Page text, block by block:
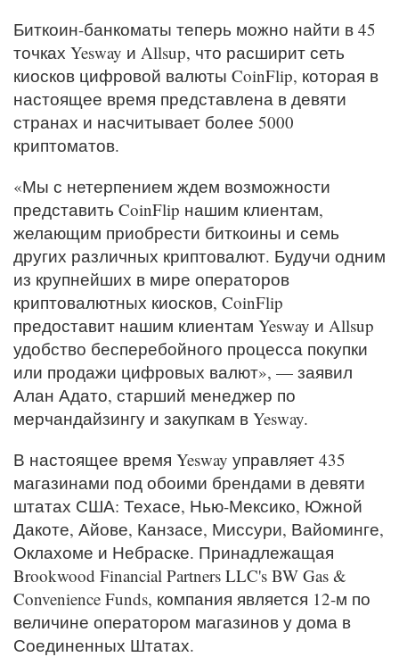
Биткоин-банкоматы теперь можно найти в 45
точках Yesway и Allsup, что расширит сеть
киосков цифровой валюты CoinFlip, которая в
настоящее время представлена ​​в девяти
странах и насчитывает более 5000
криптоматов.
«Мы с нетерпением ждем возможности
представить CoinFlip нашим клиентам,
желающим приобрести биткоины и семь
других различных криптовалют. Будучи одним
из крупнейших в мире операторов
криптовалютных киосков, CoinFlip
предоставит нашим клиентам Yesway и Allsup
удобство бесперебойного процесса покупки
или продажи цифровых валют», — заявил
Алан Адато, старший менеджер по
мерчандайзингу и закупкам в Yesway.
В настоящее время Yesway управляет 435
магазинами под обоими брендами в девяти
штатах США: Техасе, Нью-Мексико, Южной
Дакоте, Айове, Канзасе, Миссури, Вайоминге,
Оклахоме и Небраске. Принадлежащая
Brookwood Financial Partners LLC's BW Gas &
Convenience Funds, компания является 12-м по
величине оператором магазинов у дома в
Соединенных Штатах.